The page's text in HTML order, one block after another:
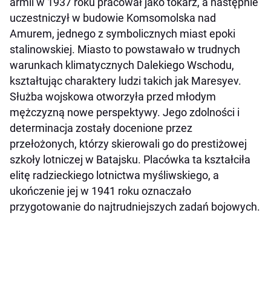
uczestniczył w budowie Komsomolska nad
Amurem, jednego z symbolicznych miast epoki
stalinowskiej. Miasto to powstawało w trudnych
warunkach klimatycznych Dalekiego Wschodu,
kształtując charaktery ludzi takich jak Maresyev.
Służba wojskowa otworzyła przed młodym
mężczyzną nowe perspektywy. Jego zdolności i
determinacja zostały docenione przez
przełożonych, którzy skierowali go do prestiżowej
szkoły lotniczej w Batajsku. Placówka ta kształciła
elitę radzieckiego lotnictwa myśliwskiego, a
ukończenie jej w 1941 roku oznaczało
przygotowanie do najtrudniejszych zadań bojowych.